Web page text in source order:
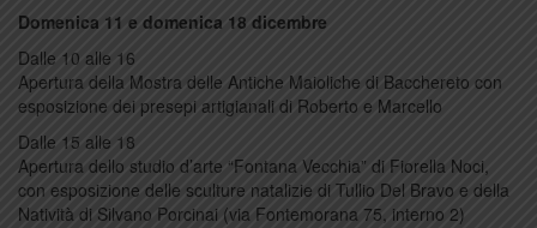
Domenica 11 e domenica 18 dicembre
Dalle 10 alle 16
Apertura della Mostra delle Antiche Maioliche di Bacchereto con
esposizione dei presepi artigianali di Roberto e Marcello
Dalle 15 alle 18
Apertura dello studio d’arte “Fontana Vecchia” di Fiorella Noci,
con esposizione delle sculture natalizie di Tullio Del Bravo e della
Natività di Silvano Porcinai (via Fontemorana 75, interno 2)